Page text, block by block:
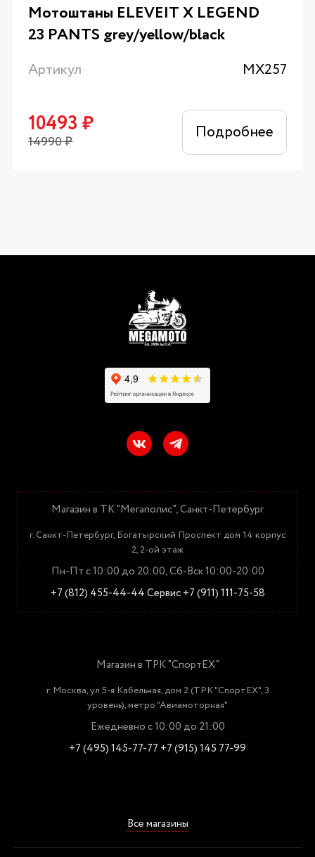
Мотоштаны ELEVEIT X LEGEND
23 PANTS grey/yellow/black
Артикул MX257
10493 ₽
14990₽ Подробнее
Магазин в ТК "Мегаполис", Санкт-Петербург
г. Санкт-Петербург, Богатырский Проспект дом 14 корпус
2, 2-ой этаж
Пн-Пт с 10:00 до 20:00, Сб-Вск 10:00-20:00
+7 (812) 455-44-44Сервис +7 (911) 111-75-58
Магазин в ТРК "СпортЕХ"
г. Москва, ул.5-я Кабельная, дом 2 (ТРК "СпортЕХ", 3
уровень), метро "Авиамоторная"
Ежедневно с 10:00 до 21:00
+7 (495) 145-77-77 +7 (915) 145 77-99
Все магазины